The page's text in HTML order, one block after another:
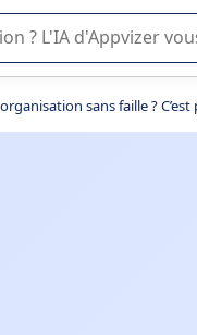
vous guide dans
sans faille ?